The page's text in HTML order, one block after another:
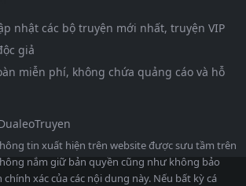
nhật các bộ truyện mới nhất, truyện VIP
giả
miễn phí, không chứa quảng cáo và hỗ
tin xuất hiện trên website được sưu tầm trên
nắm giữ bản quyền cũng như không bảo
xác của các nội dung này. Nếu bất kỳ cá